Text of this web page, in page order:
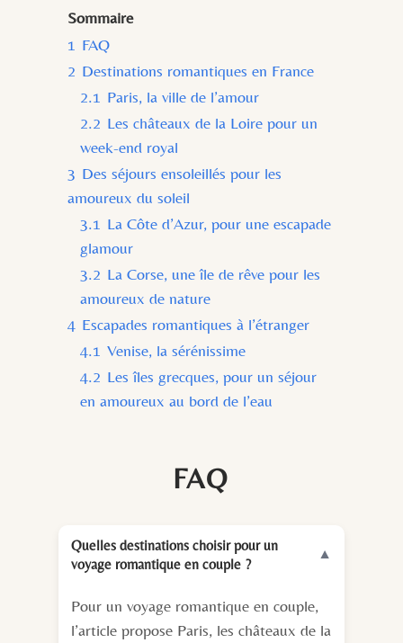
Sommaire
1 FAQ
2 Destinations romantiques en France
2.1 Paris, la ville de l’amour
2.2 Les châteaux de la Loire pour un
week-end royal
3 Des séjours ensoleillés pour les
amoureux du soleil
3.1 La Côte d’Azur, pour une escapade
glamour
3.2 La Corse, une île de rêve pour les
amoureux de nature
4 Escapades romantiques à l’étranger
4.1 Venise, la sérénissime
4.2 Les îles grecques, pour un séjour
en amoureux au bord de l’eau
FAQ
Quelles destinations choisir pour un
voyage romantique en couple ?
▼
Pour un voyage romantique en couple,
l’article propose Paris, les châteaux de la